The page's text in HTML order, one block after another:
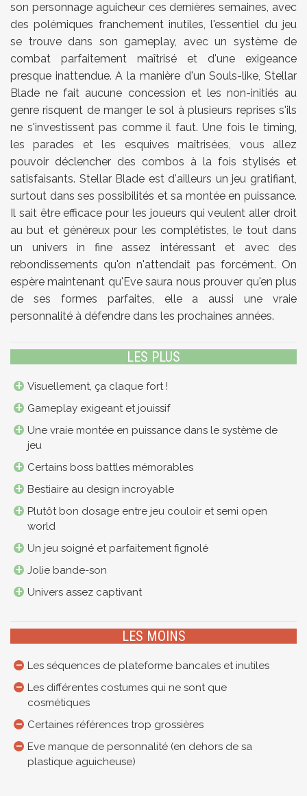
son personnage aguicheur ces dernières semaines, avec
des polémiques franchement inutiles, l'essentiel du jeu
se trouve dans son gameplay, avec un système de
combat parfaitement maîtrisé et d'une exigeance
presque inattendue. A la manière d'un Souls-like, Stellar
Blade ne fait aucune concession et les non-initiés au
genre risquent de manger le sol à plusieurs reprises s'ils
ne s'investissent pas comme il faut. Une fois le timing,
les parades et les esquives maîtrisées, vous allez
pouvoir déclencher des combos à la fois stylisés et
satisfaisants. Stellar Blade est d'ailleurs un jeu gratifiant,
surtout dans ses possibilités et sa montée en puissance.
Il sait être efficace pour les joueurs qui veulent aller droit
au but et généreux pour les complétistes, le tout dans
un univers in fine assez intéressant et avec des
rebondissements qu'on n'attendait pas forcément. On
espère maintenant qu'Eve saura nous prouver qu'en plus
de ses formes parfaites, elle a aussi une vraie
personnalité à défendre dans les prochaines années.
LES PLUS
Visuellement, ça claque fort !
Gameplay exigeant et jouissif
Une vraie montée en puissance dans le système de
jeu
Certains boss battles mémorables
Bestiaire au design incroyable
Plutôt bon dosage entre jeu couloir et semi open
world
Un jeu soigné et parfaitement fignolé
Jolie bande-son
Univers assez captivant
LES MOINS
Les séquences de plateforme bancales et inutiles
Les différentes costumes qui ne sont que
cosmétiques
Certaines références trop grossières
Eve manque de personnalité (en dehors de sa
plastique aguicheuse)